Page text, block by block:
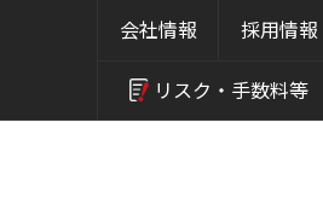
会社情報 採用情報
リスク・ 手数料等